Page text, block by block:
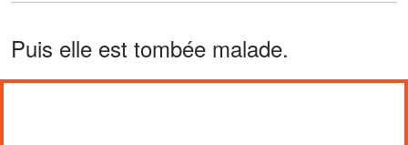
Puis elle est tombée malade.